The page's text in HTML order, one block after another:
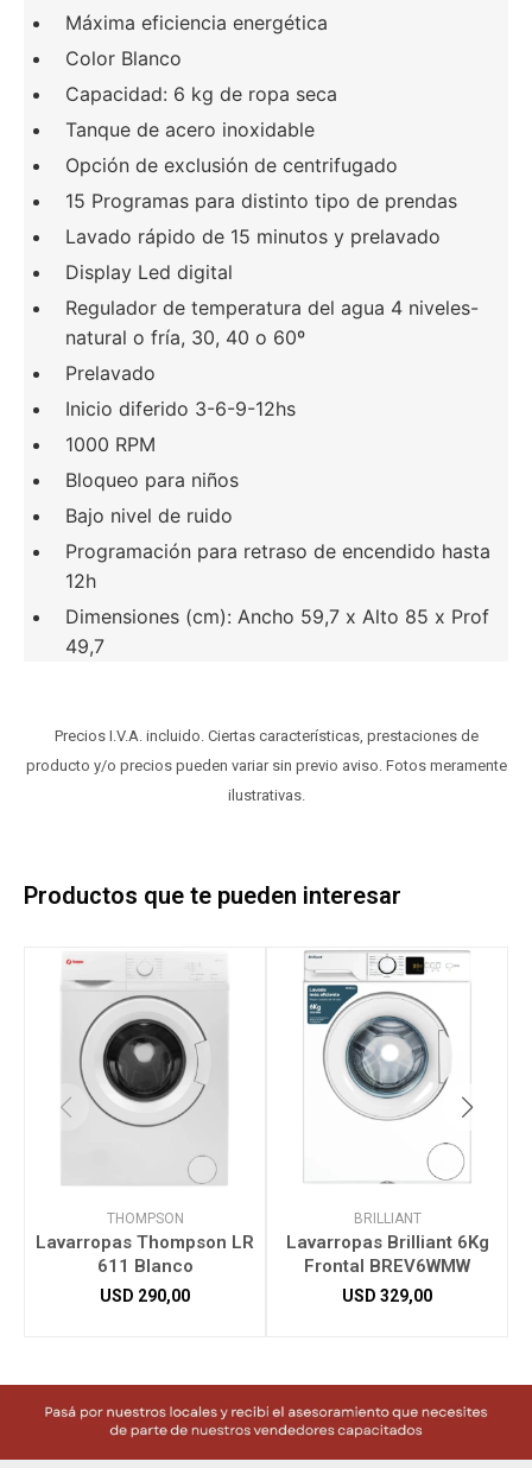
Máxima eficiencia energética
Color Blanco
Capacidad: 6 kg de ropa seca
Tanque de acero inoxidable
Opción de exclusión de centrifugado
15 Programas para distinto tipo de prendas
Lavado rápido de 15 minutos y prelavado
Display Led digital
Regulador de temperatura del agua 4 niveles-
natural o fría, 30, 40 o 60º
Prelavado
Inicio diferido 3-6-9-12hs
1000 RPM
Bloqueo para niños
Bajo nivel de ruido
Programación para retraso de encendido hasta
12h
Dimensiones (cm): Ancho 59,7 x Alto 85 x Prof
49,7
Precios I.V.A. incluido. Ciertas características, prestaciones de
producto y/o precios pueden variar sin previo aviso. Fotos meramente
ilustrativas.
Productos que te pueden interesar
THOMPSON
Lavarropas Thompson LR
611 Blanco
USD 290,00
BRILLIANT
Lavarropas Brilliant 6Kg
Frontal BREV6WMW
USD 329,00